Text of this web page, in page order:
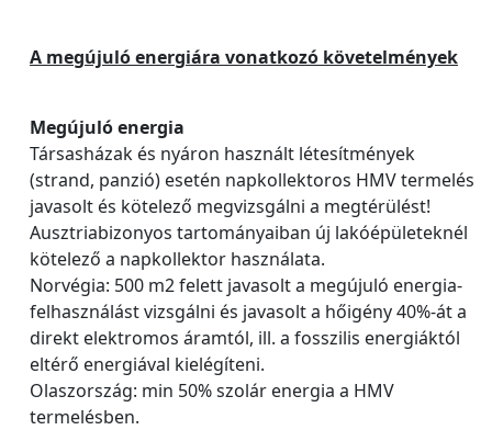
A megújuló energiára vonatkozó követelmények
Megújuló energia
Társasházak és nyáron használt létesítmények
(strand, panzió) esetén napkollektoros HMV termelés
javasolt és kötelező megvizsgálni a megtérülést!
Ausztriabizonyos tartományaiban új lakóépületeknél
kötelező a napkollektor használata.
Norvégia: 500 m2 felett javasolt a megújuló energia-
felhasználást vizsgálni és javasolt a hőigény 40%-át a
direkt elektromos áramtól, ill. a fosszilis energiáktól
eltérő energiával kielégíteni.
Olaszország: min 50% szolár energia a HMV
termelésben.